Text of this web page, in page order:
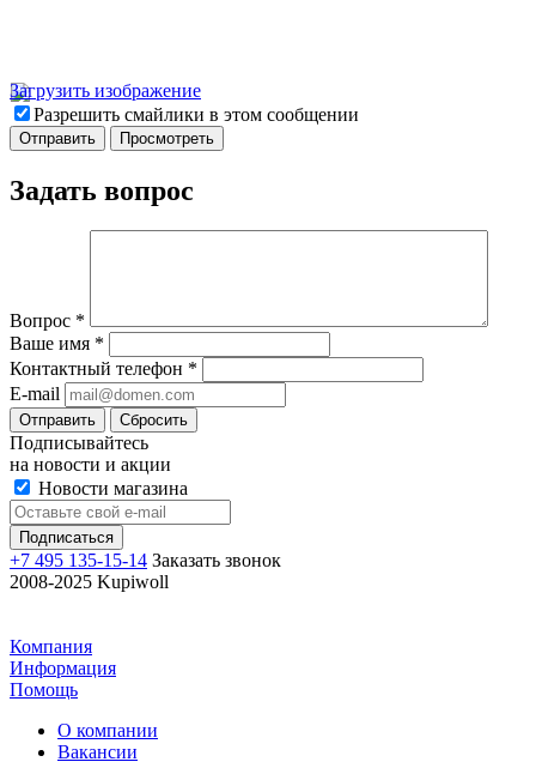
Загрузить изображение
Разрешить смайлики в этом сообщении
Задать вопрос
Вопрос *
Ваше имя *
Контактный телефон *
E-mail
Отправить Сбросить
Подписывайтесь
на новости и акции
Новости магазина
+7 495 135-15-14 Заказать звонок
2008-2025 Kupiwoll
Компания
Информация
Помощь
О компании
Вакансии